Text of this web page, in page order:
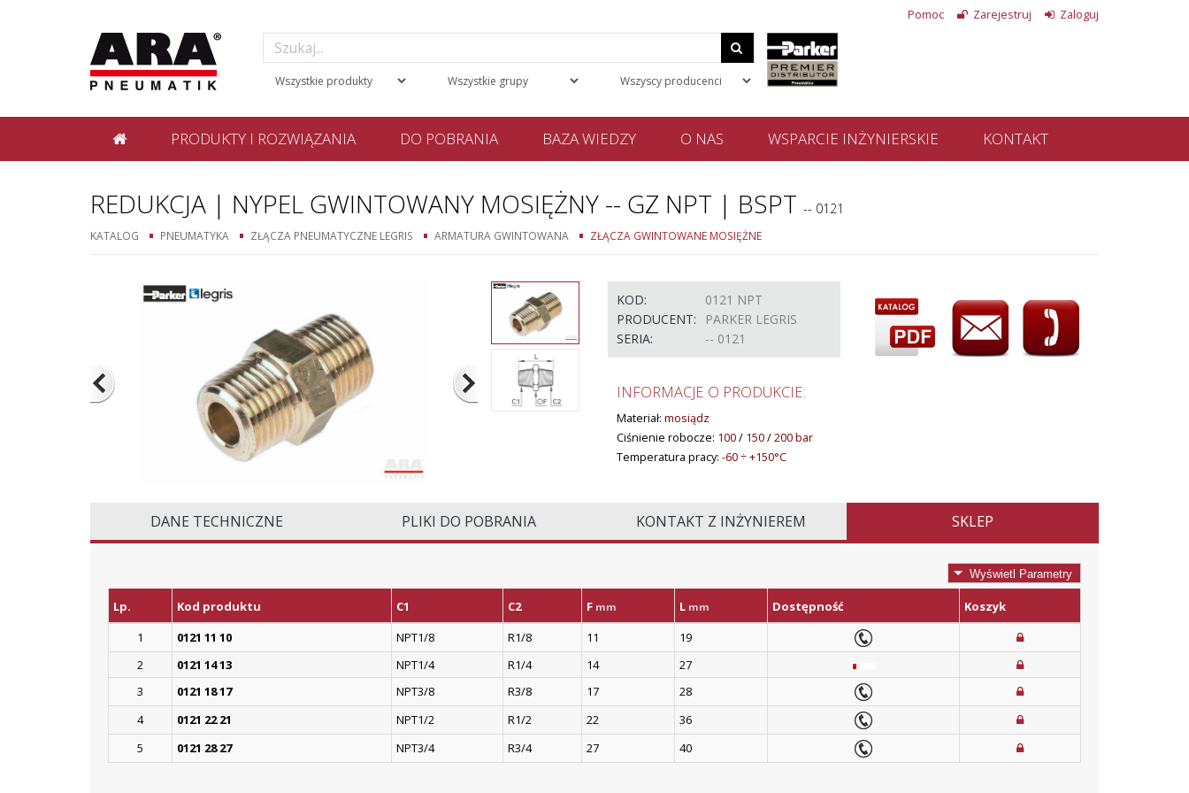
Pomoc Zarejestruj Zaloguj
PRODUKTY I ROZWIĄZANIA DO POBRANIA BAZA WIEDZY O NAS WSPARCIE INŻYNIERSKIE KONTAKT
REDUKCJA | NYPEL GWINTOWANY MOSIĘŻNY -- GZ NPT | BSPT -- 0121
KATALOG PNEUMATYKA ZŁĄCZA PNEUMATYCZNE LEGRIS ARMATURA GWINTOWANA ZŁĄCZA GWINTOWANE MOSIĘŻNE
KOD:
0121 NPT
PRODUCENT:
PARKER LEGRIS
SERIA:
-- 0121
INFORMACJE O PRODUKCIE:
Materiał: mosiądz
Ciśnienie robocze: 100/ 150/200 bar
Temperatura pracy: -60 ÷ +150°C
DANE TECHNICZNE PLIKI DO POBRANIA KONTAKT Z INŻYNIEREM SKLEP
Wyświetl Parametry
Lp. Kod produktu C1 C2 F mm L mm Dostępność
Koszyk
1
0121 11 10 NPT1/8 R1/8 11
19
2
0121 14 13 NPT1/4 R1/4 14
27
3
0121 18 17 NPT3/8 R3/8 17
28
4
0121 22 21 NPT1/2 R1/2 22
36
5
0121 28 27 NPT3/4 R3/4 27 40